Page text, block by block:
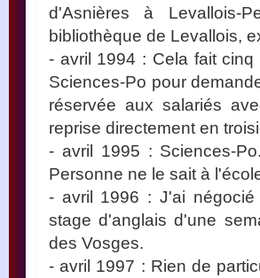
d'Asnières à
bibliothèque de Levallois,
- avril 1994 : Cela fait
Sciences-Po pour
réservée aux salariés
reprise directement en
- avril 1995 : Sciences-
Personne ne le sait à
- avril 1996 : J'ai
stage d'anglais d'une
des Vosges.
- avril 1997 : Rien de